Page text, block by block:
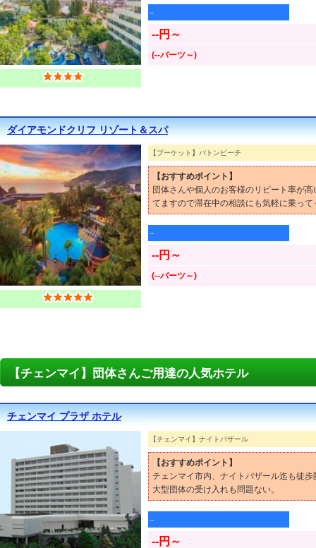
--
--円～
(--バーツ～)
ダイアモンドクリフ リゾート＆スパ
【プーケット】パトンビーチ
【おすすめポイント】
団体さんや個人のお客様のリピート率が
てますので滞在中の相談にも気軽に乗っ
--
--円～
(--バーツ～)
【チェンマイ】団体さんご用達の人気ホテル
チェンマイ プラザ ホテル
【チェンマイ】ナイトバザール
【おすすめポイント】
チェンマイ市内、ナイトバザール迄も徒
大型団体の受け入れも問題ない。
--
--円～